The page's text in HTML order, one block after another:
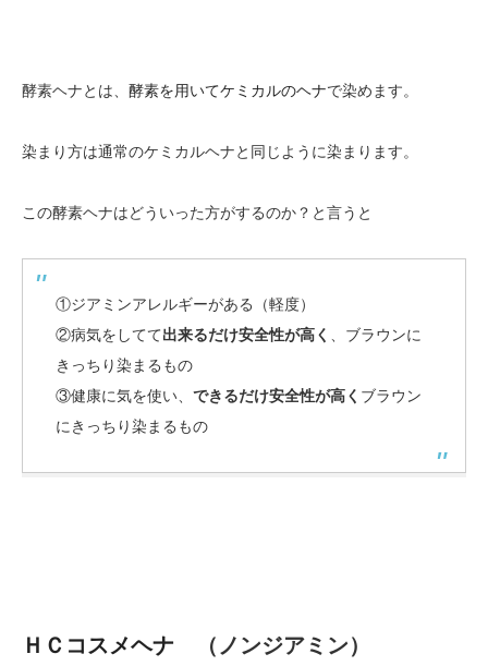
酵素ヘナとは、 酵素を用いてケミカルのヘナで染めます。
染まり方は通常のケミカルヘナと同じように染まります。
この酵素ヘナはどういった方がするのか？と言うと
①ジアミンアレルギーがある（軽度）
②病気をしてて出来るだけ安全性が高く
、ブラウンに
きっちり染まるもの
③健康に気を使い、 できるだけ安全性が高く ブラウン
にきっちり染まるもの
ＨＣコスメヘナ （ノンジアミン）